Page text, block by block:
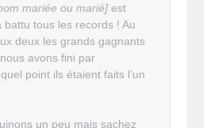
mariée ou marié] est
battu tous les records ! Au
deux les grands gagnants
avons fini par
point ils étaient faits l’un
un peu mais sachez